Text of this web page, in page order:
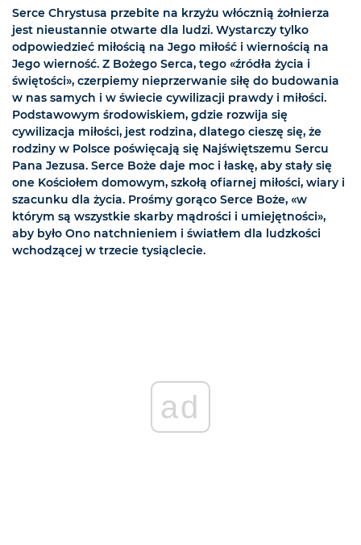
Serce Chrystusa przebite na krzyżu włócznią żołnierza
jest nieustannie otwarte dla ludzi. Wystarczy tylko
odpowiedzieć miłością na Jego miłość i wiernością na
Jego wierność. Z Bożego Serca, tego «źródła życia i
świętości», czerpiemy nieprzerwanie siłę do budowania
w nas samych i w świecie cywilizacji prawdy i miłości.
Podstawowym środowiskiem, gdzie rozwija się
cywilizacja miłości, jest rodzina, dlatego cieszę się, że
rodziny w Polsce poświęcają się Najświętszemu Sercu
Pana Jezusa. Serce Boże daje moc i łaskę, aby stały się
one Kościołem domowym, szkołą ofiarnej miłości, wiary i
szacunku dla życia. Prośmy gorąco Serce Boże, «w
którym są wszystkie skarby mądrości i umiejętności»,
aby było Ono natchnieniem i światłem dla ludzkości
wchodzącej w trzecie tysiąclecie.
ad